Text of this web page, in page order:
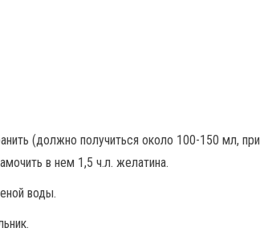
(должно получиться около 100-150 мл, при
в нем 1,5 ч.л. желатина.
воды.